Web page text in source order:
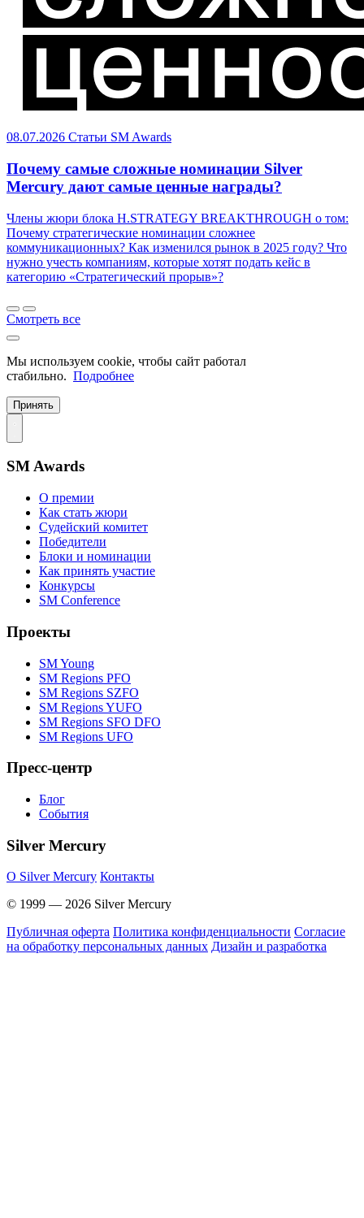
08.07.2026 Статьи SM Awards
Почему самые сложные номинации Silver
Mercury дают самые ценные награды?
Члены жюри блока H.STRATEGY BREAKTHROUGH о том:
Почему стратегические номинации сложнее
коммуникационных? Как изменился рынок в 2025 году? Что
нужно учесть компаниям, которые хотят подать кейс в
категорию «Стратегический прорыв»?
Смотреть все
Мы используем cookie, чтобы сайт работал
стабильно. Подробнее
Принять
SM Awards
О премии
Как стать жюри
Судейский комитет
Победители
Блоки и номинации
Как принять участие
Конкурсы
SM Conference
Проекты
SM Young
SM Regions PFO
SM Regions SZFO
SM Regions YUFO
SM Regions SFO DFO
SM Regions UFO
Пресс-центр
Блог
События
Silver Mercury
O Silver Mercury Контакты
© 1999 — 2026 Silver Mercury
Публичная оферта Политика конфиденциальности Согласие
на обработку персональных данных Дизайн и разработка